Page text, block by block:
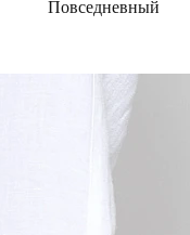
Повседневный